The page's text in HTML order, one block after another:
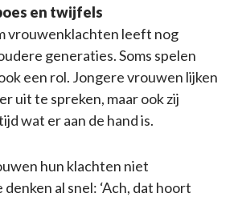
en twijfels
vrouwenklachten leeft nog
generaties. Soms spelen
een rol. Jongere vrouwen lijken
uit te spreken, maar ook zij
wat er aan de hand is.
hun klachten niet
al snel: ‘Ach, dat hoort